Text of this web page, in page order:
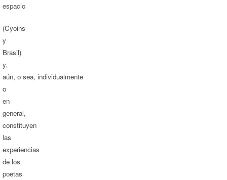
espacio
(Cyoins
y
Brasil)
y,
aún, o sea, individualmente
o
en
general,
constituyen
las
experiencias
de los
poetas